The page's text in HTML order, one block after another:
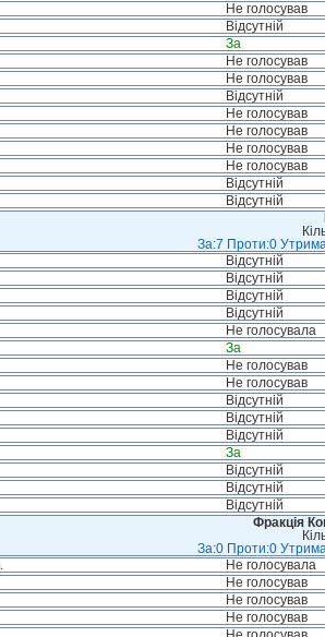
Не голосував
Відсутній
За
Не голосував
Не голосував
Відсутній
Не голосував
Не голосував
Не голосував
Не голосував
Відсутній
Відсутній
За:7 Проти:0
Відсутній
Відсутній
Відсутній
Відсутній
Не голосувала
За
Не голосував
Не голосував
Відсутній
Відсутній
Відсутній
За
Відсутній
Відсутній
Відсутній
Фракція
За:0 Проти:0
Не голосувала
Не голосував
Не голосував
Не голосував